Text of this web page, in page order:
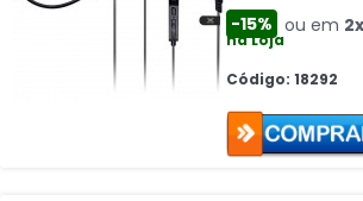
-15% ou em 2x
na Loja
Código: 18292